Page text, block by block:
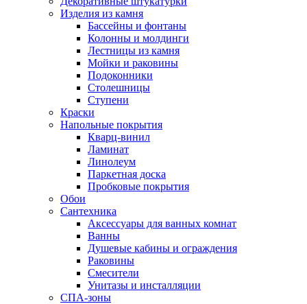
Изделия из камня
Бассейны и фонтаны
Колонны и молдинги
Лестницы из камня
Мойки и раковины
Подоконники
Столешницы
Ступени
Краски
Напольные покрытия
Кварц-винил
Ламинат
Линолеум
Паркетная доска
Пробковые покрытия
Обои
Сантехника
Аксессуары для ванных комнат
Ванны
Душевые кабины и ограждения
Раковины
Смесители
Унитазы и инсталляции
СПА-зоны